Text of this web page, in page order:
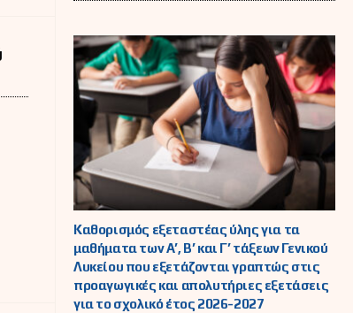
Καθορισμός εξεταστέας ύλης για τα
μαθήματα των Α’, Β’ και Γ’ τάξεων Γενικού
Λυκείου που εξετάζονται γραπτώς στις
προαγωγικές και απολυτήριες εξετάσεις
για το σχολικό έτος 2026-2027